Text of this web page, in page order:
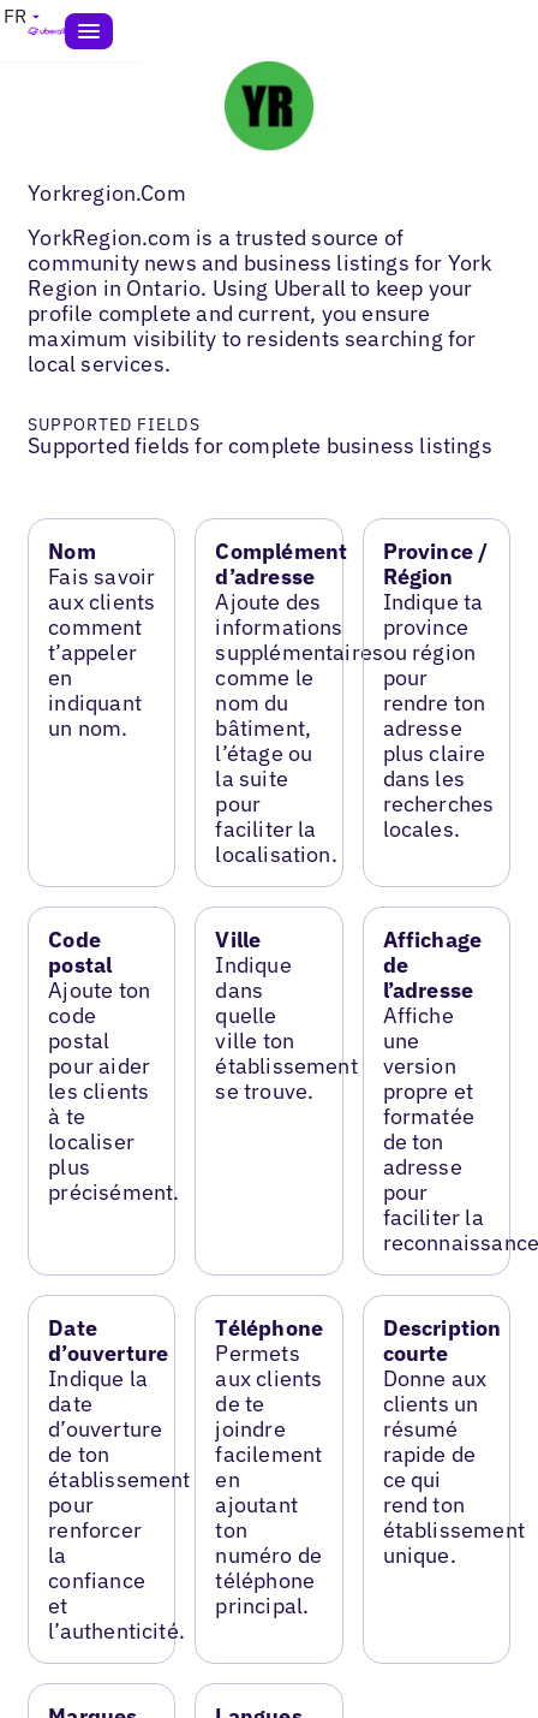
FR
Yorkregion.Com
YorkRegion.com is a trusted source of
community news and business listings for York
Region in Ontario. Using Uberall to keep your
profile complete and current, you ensure
maximum visibility to residents searching for
local services.
SUPPORTED FIELDS
Supported fields for complete business listings
Nom
Fais savoir
aux clients
comment
t’appeler
en
indiquant
un nom.
Complément
d’adresse
Ajoute des
informations
supplémentaires
comme le
nom du
bâtiment,
l’étage ou
la suite
pour
faciliter la
localisation.
Province /
Région
Indique ta
province
ou région
pour
rendre ton
adresse
plus claire
dans les
recherches
locales.
Code
postal
Ajoute ton
code
postal
pour aider
les clients
à te
localiser
plus
précisément.
Ville
Indique
dans
quelle
ville ton
établissement
se trouve.
Affichage
de
l’adresse
Affiche
une
version
propre et
formatée
de ton
adresse
pour
faciliter la
Date
d’ouverture
Indique la
date
d’ouverture
de ton
établissement
pour
renforcer
la
confiance
et
l’authenticité.
Téléphone
Permets
aux clients
de te
joindre
facilement
en
ajoutant
ton
numéro de
téléphone
principal.
Description
courte
Donne aux
clients un
résumé
rapide de
ce qui
rend ton
établissement
unique.